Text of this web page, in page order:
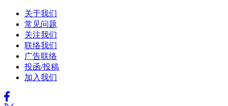
关于我们
常见问题
关注我们
联络我们
广告联络
投函/投稿
加入我们